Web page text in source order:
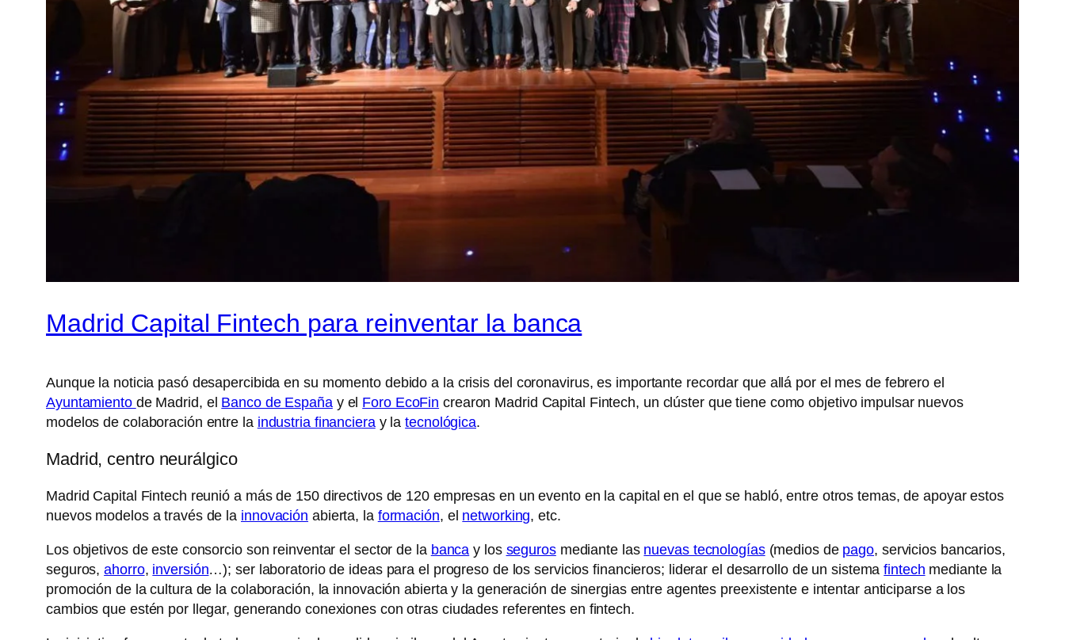
Madrid Capital Fintech para reinventar la banca
Aunque la noticia pasó desapercibida en su momento debido a la crisis del coronavirus, es importante recordar que allá por el mes de febrero el
Ayuntamiento de Madrid, el Banco de Españay el Foro EcoFin crearon Madrid Capital Fintech, un clúster que tiene como objetivo impulsar nuevos
modelos de colaboración entre la industria financieray latecnológica.
Madrid, centro neurálgico
Madrid Capital Fintech reunió a más de 150 directivos de 120 empresas en un evento en la capital en el que se habló, entre otros temas, de apoyar estos
nuevos modelos a través de la innovación abierta, la formación, el networking, etc.
Los objetivos de este consorcio son reinventar el sector de la banca y los segurosmediante las nuevas tecnologías(medios de pago, servicios bancarios,
seguros,ahorro, inversión…); ser laboratorio de ideas para el progreso de los servicios financieros; liderar el desarrollo de un sistemafintech mediante la
promoción de la cultura de la colaboración, la innovación abierta y la generación de sinergias entre agentes preexistente e intentar anticiparse a los
cambios que estén por llegar, generando conexiones con otras ciudades referentes en fintech.